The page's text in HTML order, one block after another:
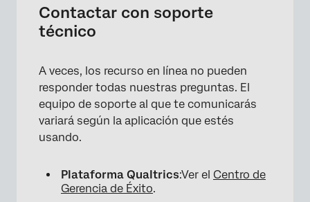
Contactar con soporte
técnico
A veces, los recurso en línea no pueden
responder todas nuestras preguntas. El
equipo de soporte al que te comunicarás
variará según la aplicación que estés
usando.
Plataforma Qualtrics:Ver el Centro de
Gerencia de Éxito.